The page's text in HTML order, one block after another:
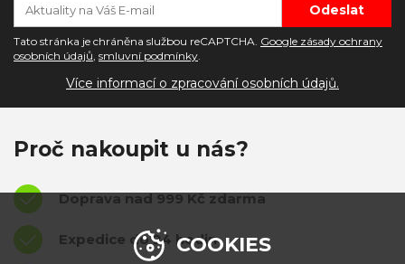
Tato stránka je chráněna službou reCAPTCHA. Google zásady ochrany
osobních údajů, smluvní podmínky.
Více informací o zpracování osobních údajů.
Proč nakoupit u nás?
Doprava nad 999 Kč zdarma
Expedice do 24 hodinCOOKIES